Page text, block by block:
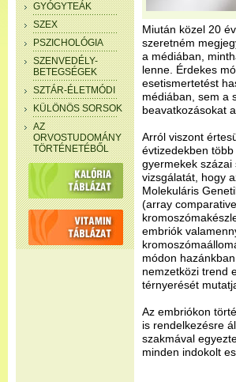
GYÓGYTEÁK
SZEX
PSZICHOLÓGIA
SZENVEDÉLY-
BETEGSÉGEK
SZTÁR-ÉLETMÓDI
KÜLÖNÖS SORSOK
AZ
ORVOSTUDOMÁNY
TÖRTÉNETÉBŐL
Miután közel 20
szeretném
a médiában,
lenne. Érdekes
esetismertetést
médiában, sem a
beavatkozásokat
Arról viszont
évtizedekben
gyermekek
vizsgálatát, hogy
Molekuláris
(array
embriók
módon
nemzetközi trend
térnyerését
Az embriókon
is rendelkezésre
szakmával
minden indokolt